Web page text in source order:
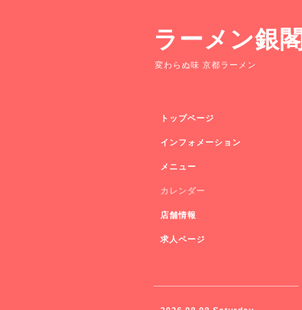
ラーメン銀閣
変わらぬ味 京都ラーメン
トップページ
インフォメーション
メニュー
カレンダー
店舗情報
求人ページ